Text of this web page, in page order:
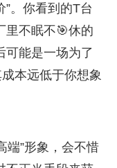
”。你看到的T台
里不眠不🎯休的
可能是一场为了
本远低于你想象
端”形象，会不惜